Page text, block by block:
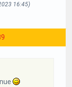
16:45)